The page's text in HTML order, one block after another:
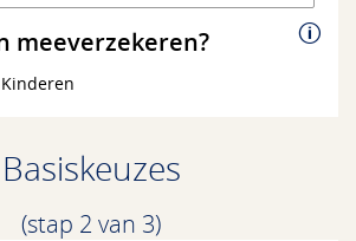
Firefox
meeverzekeren?
Kinderen
Basiskeuzes
(stap 2 van 3)